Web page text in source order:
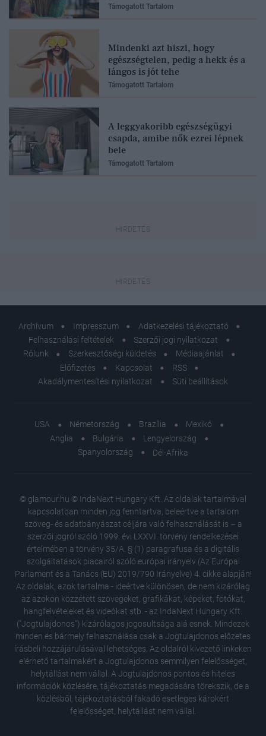
Vilmos
süllyedt
Támogatott Tartalom
Mindenki azt hiszi, hogy
egészségtelen, pedig a hekk és a
lángos is jót tehe
Támogatott Tartalom
A leggyakoribb egészségügyi
csapda, amibe nők ezrei lépnek
bele
Támogatott Tartalom
Archívum Impresszum
Adatkezelési tájékoztató
Felhasználási feltételek
Szerzői jogi nyilatkozat
Rólunk
Szerkesztőségi küldetés
Médiaajánlat
Előfizetés
Kapcsolat
RSS
Akadálymentesítési nyilatkozat
Süti beállítások
USA Németország Brazília
Mexikó
Anglia
Bulgária
Lengyelország
Spanyolország
Dél-Afrika
© glamour.hu © IndaNext Hungary Kft. Az oldalak tartalmával
kapcsolatban minden jog fenntartva, beleértve a tartalom
szöveg- és adatbányászat céljára való felhasználását is – a
szerzői jogról szóló 1999. évi LXXVI. törvény rendelkezései
értelmében a törvény 35/A. § (1) paragrafusa és a digitális
szolgáltatások piacairól szóló európai irányelv (Az Európai
Parlament és a Tanács (EU) 2019/790 Irányelve) 4. cikke alapján!
Az oldalak, azok tartalma - ideértve különösen, de nem kizárólag
az azokon közzétett szövegeket, grafikákat, képeket, fotókat,
hangfelvételeket és videókat stb. - az IndaNext Hungary Kft.
("Jogtulajdonos") kizárólagos jogosultsága alá esnek. Mindezek
minden és bármely felhasználása csak a Jogtulajdonos előzetes
írásbeli hozzájárulásával lehetséges. Az oldalról kivezető linkeken
elérhető tartalmakért a Jogtulajdonos semmilyen felelősséget,
helytállást nem vállal. A Jogtulajdonos pontos és hiteles
információk közlésére, tájékoztatás megadására törekszik, de a
közlésből, tájékoztatásból fakadó esetleges károkért
felelősséget, helytállást nem vállal.